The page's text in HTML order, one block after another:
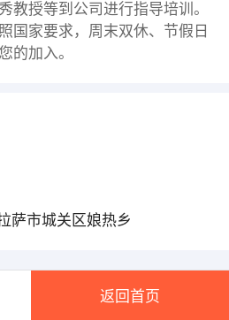
教授等到公司进行指导培训。
国家要求，周末双休、节假日
的加入。
萨市城关区娘热乡
返回首页